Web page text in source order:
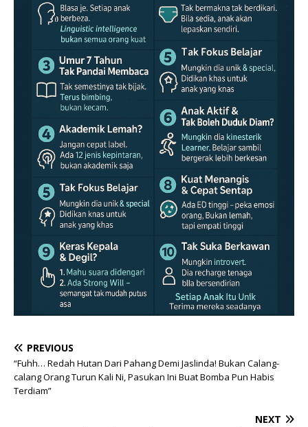
PREVIOUS
“Fuhh… Redah Hutan Dari Pahang Demi Jaslinda! Bukan Calang-
calang Orang Turun Kali Ni, Pasukan Ini Buat Bomba Pun Habis
Terdiam”
NEXT